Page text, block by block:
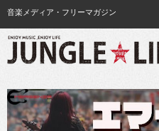
音楽メディア・フリーマガジン